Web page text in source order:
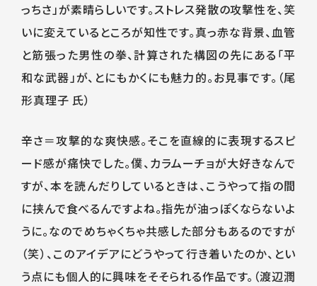
っちさ」が素晴らしいです。ストレス発散の攻撃性を、笑
いに変えているところが知性です。真っ赤な背景、血管
と筋張った男性の拳、計算された構図の先にある「平
和な武器」が、とにもかくにも魅力的。お見事です。（尾
形真理子 氏）
辛さ＝攻撃的な爽快感。そこを直線的に表現するスピ
ード感が痛快でした。僕、カラムーチョが大好きなんで
すが、本を読んだりしているときは、こうやって指の間
に挟んで食べるんですよね。指先が油っぽくならないよ
うに。なのでめちゃくちゃ共感した部分もあるのですが
（笑）、このアイデアにどうやって行き着いたのか、とい
う点にも個人的に興味をそそられる作品です。（渡辺潤